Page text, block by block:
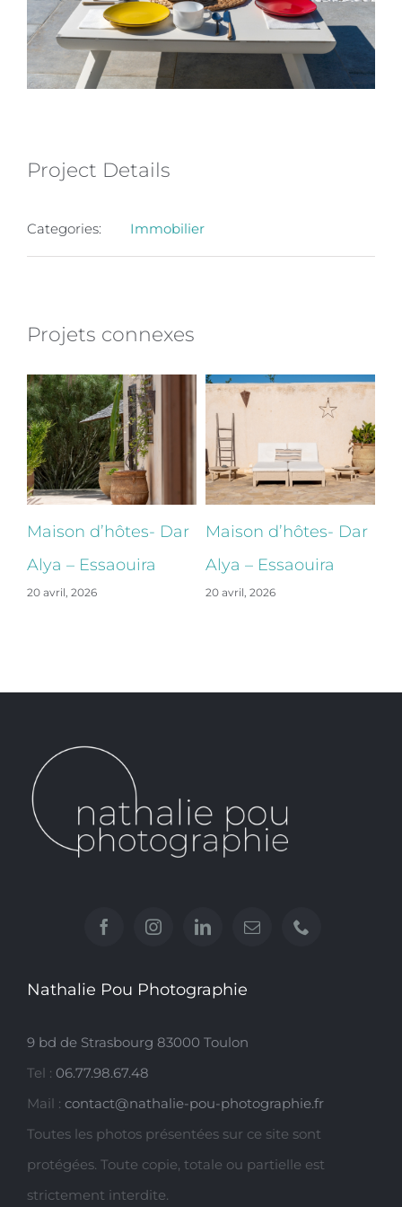
Project Details
Categories: Immobilier
Projets connexes
Maison d’hôtes- Dar
Alya – Essaouira
20 avril, 2026
Maison d’hôtes- Dar
Alya – Essaouira
20 avril, 2026
Nathalie Pou Photographie
9 bd de Strasbourg 83000 Toulon
Tel : 06.77.98.67.48
Mail : contact@nathalie-pou-photographie.fr
Toutes les photos présentées sur ce site sont
protégées. Toute copie, totale ou partielle est
strictement interdite.